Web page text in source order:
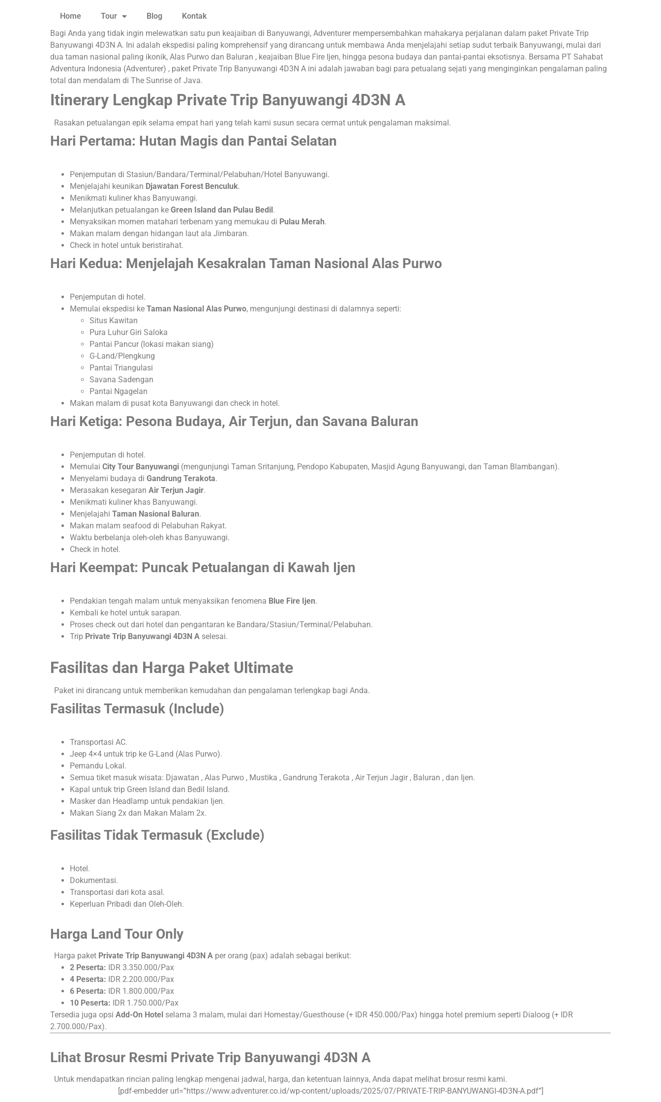
Home Tour Blog
Kontak
Bagi Anda yang tidak ingin melewatkan satu pun keajaiban di Banyuwangi, Adventurer mempersembahkan mahakarya perjalanan dalam paket Private Trip
Banyuwangi 4D3N A. Ini adalah ekspedisi paling komprehensif yang dirancang untuk membawa Anda menjelajahi setiap sudut terbaik Banyuwangi, mulai dari
dua taman nasional paling ikonik, Alas Purwo dan Baluran , keajaiban Blue Fire Ijen, hingga pesona budaya dan pantai-pantai eksotisnya. Bersama PT Sahabat
Adventura Indonesia (Adventurer) , paket Private Trip Banyuwangi 4D3N A ini adalah jawaban bagi para petualang sejati yang menginginkan pengalaman paling
total dan mendalam di The Sunrise of Java.
Itinerary Lengkap Private Trip Banyuwangi 4D3N A
Rasakan petualangan epik selama empat hari yang telah kami susun secara cermat untuk pengalaman maksimal.
Hari Pertama: Hutan Magis dan Pantai Selatan
Penjemputan di Stasiun/Bandara/Terminal/Pelabuhan/Hotel Banyuwangi.
Menjelajahi keunikan Djawatan Forest Benculuk.
Menikmati kuliner khas Banyuwangi.
Melanjutkan petualangan ke Green Island dan Pulau Bedil.
Menyaksikan momen matahari terbenam yang memukau di Pulau Merah.
Makan malam dengan hidangan laut ala Jimbaran.
Check in hotel untuk beristirahat.
Hari Kedua: Menjelajah Kesakralan Taman Nasional Alas Purwo
Penjemputan di hotel.
Memulai ekspedisi ke Taman Nasional Alas Purwo, mengunjungi destinasi di dalamnya seperti:
Situs Kawitan
Pura Luhur Giri Saloka
Pantai Pancur (lokasi makan siang)
G-Land/Plengkung
Pantai Triangulasi
Savana Sadengan
Pantai Ngagelan
Makan malam di pusat kota Banyuwangi dan check in hotel.
Hari Ketiga: Pesona Budaya, Air Terjun, dan Savana Baluran
Penjemputan di hotel.
Memulai City Tour Banyuwangi (mengunjungi Taman Sritanjung, Pendopo Kabupaten, Masjid Agung Banyuwangi, dan Taman Blambangan).
Menyelami budaya di Gandrung Terakota.
Merasakan kesegaran Air Terjun Jagir.
Menikmati kuliner khas Banyuwangi.
Menjelajahi Taman Nasional Baluran.
Makan malam seafood di Pelabuhan Rakyat.
Waktu berbelanja oleh-oleh khas Banyuwangi.
Check in hotel.
Hari Keempat: Puncak Petualangan di Kawah Ijen
Pendakian tengah malam untuk menyaksikan fenomena Blue Fire Ijen.
Kembali ke hotel untuk sarapan.
Proses check out dari hotel dan pengantaran ke Bandara/Stasiun/Terminal/Pelabuhan.
Trip Private Trip Banyuwangi 4D3N A selesai.
Fasilitas dan Harga Paket Ultimate
Paket ini dirancang untuk memberikan kemudahan dan pengalaman terlengkap bagi Anda.
Fasilitas Termasuk (Include)
Transportasi AC.
Jeep 4×4 untuk trip ke G-Land (Alas Purwo).
Pemandu Lokal.
Semua tiket masuk wisata: Djawatan , Alas Purwo , Mustika , Gandrung Terakota , Air Terjun Jagir , Baluran , dan Ijen.
Kapal untuk trip Green Island dan Bedil Island.
Masker dan Headlamp untuk pendakian Ijen.
Makan Siang 2x dan Makan Malam 2x.
Fasilitas Tidak Termasuk (Exclude)
Hotel.
Dokumentasi.
Transportasi dari kota asal.
Keperluan Pribadi dan Oleh-Oleh.
Harga Land Tour Only
Harga paket Private Trip Banyuwangi 4D3N A per orang (pax) adalah sebagai berikut:
2 Peserta: IDR 3.350.000/Pax
4 Peserta: IDR 2.200.000/Pax
6 Peserta: IDR 1.800.000/Pax
10 Peserta: IDR 1.750.000/Pax
Tersedia juga opsi Add-On Hotel selama 3 malam, mulai dari Homestay/Guesthouse (+ IDR 450.000/Pax) hingga hotel premium seperti Dialoog (+ IDR
2.700.000/Pax).
Lihat Brosur Resmi Private Trip Banyuwangi 4D3N A
Untuk mendapatkan rincian paling lengkap mengenai jadwal, harga, dan ketentuan lainnya, Anda dapat melihat brosur resmi kami.
[pdf-embedder url=”https://www.adventurer.co.id/wp-content/uploads/2025/07/PRIVATE-TRIP-BANYUWANGI-4D3N-A.pdf”]